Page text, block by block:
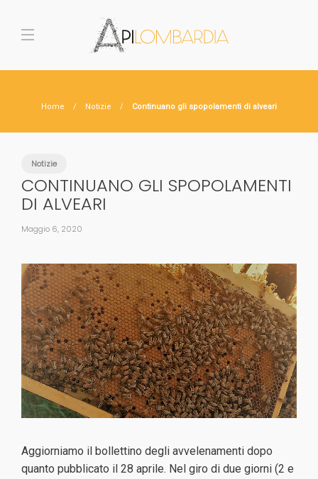
Home Notizie Continuano gli spopolamenti di alveari
Notizie
CONTINUANO GLI SPOPOLAMENTI
DI ALVEARI
Maggio 6, 2020
Aggiorniamo il bollettino degli avvelenamenti dopo
quanto pubblicato il 28 aprile. Nel giro di due giorni (2 e